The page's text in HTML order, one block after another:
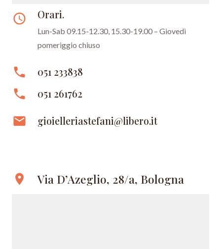
access_time Orari.
Lun-Sab 09.15-12.30, 15.30-19.00 – Giovedì
pomeriggio chiuso
phone 051 233838
phone 051 261762
email gioielleriastefani@libero.it
location_on Via D’Azeglio, 28/a, Bologna